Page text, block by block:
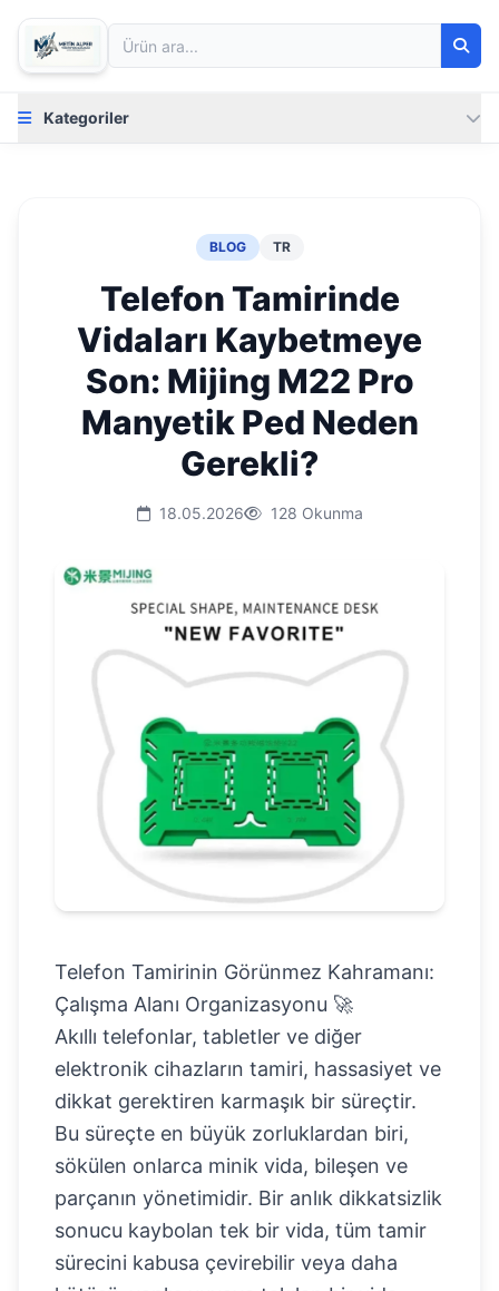
Kategoriler
BLOG TR
Telefon Tamirinde
Vidaları Kaybetmeye
Son: Mijing M22 Pro
Manyetik Ped Neden
Gerekli?
18.05.2026 128 Okunma
Telefon Tamirinin Görünmez Kahramanı:
Çalışma Alanı Organizasyonu 🚀
Akıllı telefonlar, tabletler ve diğer
elektronik cihazların tamiri, hassasiyet ve
dikkat gerektiren karmaşık bir süreçtir.
Bu süreçte en büyük zorluklardan biri,
sökülen onlarca minik vida, bileşen ve
parçanın yönetimidir. Bir anlık dikkatsizlik
sonucu kaybolan tek bir vida, tüm tamir
sürecini kabusa çevirebilir veya daha